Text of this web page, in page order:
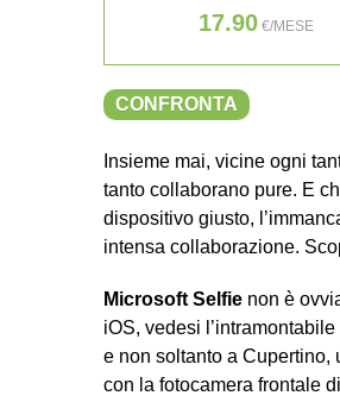
17.90 €/MESE
CONFRONTA
Insieme mai, vicine ogni
tanto collaborano pure. E
dispositivo giusto,
intensa collaborazione.
Microsoft Selfie non è
iOS, vedesi
e non soltanto a Cupertino,
con la fotocamera frontale